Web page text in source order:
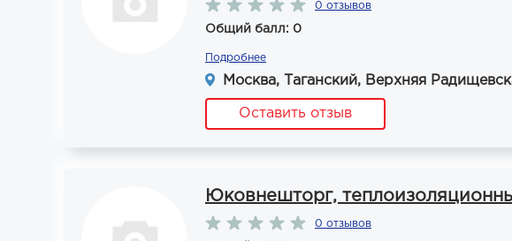
0 отзывов
Общий балл: 0
Подробнее
Москва, Таганский, Верхняя
Оставить отзыв
Юковнешторг,
0 отзывов